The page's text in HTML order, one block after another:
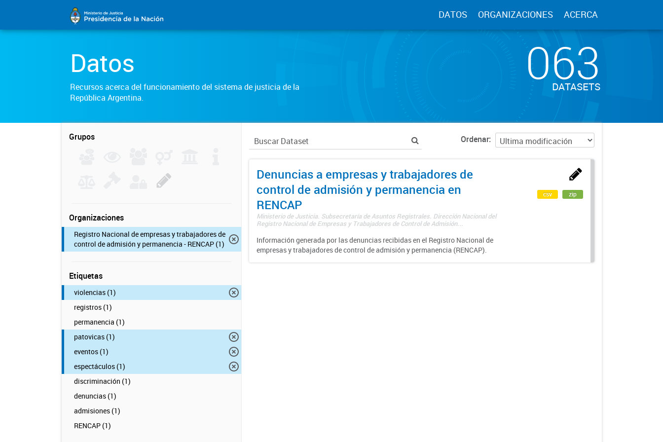
DATOS ORGANIZACIONES ACERCA
Datos
Recursos acerca del funcionamiento del sistema de justicia de la
República Argentina.
063
DATASETS
Grupos
Organizaciones
Registro Nacional de empresas y trabajadores de
control de admisión y permanencia - RENCAP (1)
Etiquetas
violencias (1)
registros (1)
permanencia (1)
patovicas (1)
eventos (1)
espectáculos (1)
discriminación (1)
denuncias (1)
admisiones (1)
RENCAP (1)
Ordenar
Denuncias a empresas y trabajadores de
control de admisión y permanencia en
RENCAP
Ministerio de Justicia. Subsecretaría de Asuntos Registrales. Dirección Nacional del
Registro Nacional de Empresas y Trabajadores de Control de Admisión...
Información generada por las denuncias recibidas en el Registro Nacional de
empresas y trabajadores de control de admisión y permanencia (RENCAP).
csv zip